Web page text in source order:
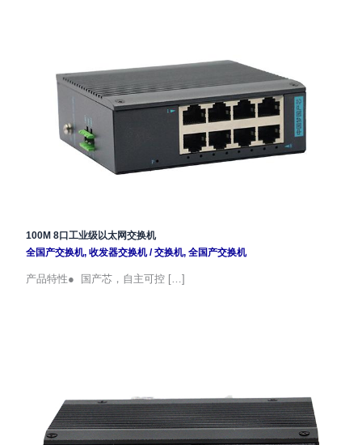
100M 8口工业级以太网交换机
全国产交换机, 收发器交换机/交换机, 全国产交换机
产品特性● 国产芯，自主可控 […]